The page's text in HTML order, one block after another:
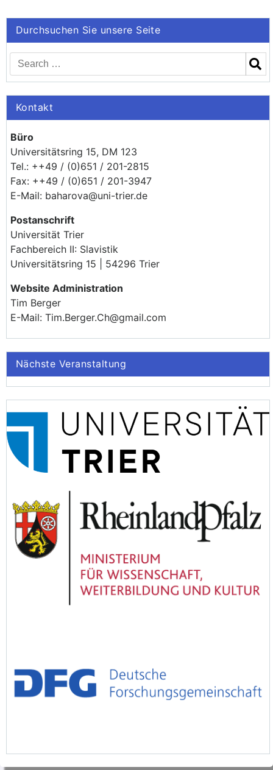
Durchsuchen Sie unsere Seite
Kontakt
Büro
Universitätsring 15, DM 123
Tel.: ++49 / (0)651 / 201-2815
Fax: ++49 / (0)651 / 201-3947
E-Mail: baharova@uni-trier.de
Postanschrift
Universität Trier
Fachbereich II: Slavistik
Universitätsring 15 | 54296 Trier
Website Administration
Tim Berger
E-Mail: Tim.Berger.Ch@gmail.com
Nächste Veranstaltung